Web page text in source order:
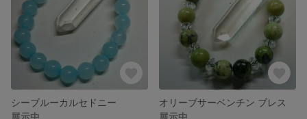
シーブルーカルセドニー
展示中
オリーブサーベンチン ブレス
展示中